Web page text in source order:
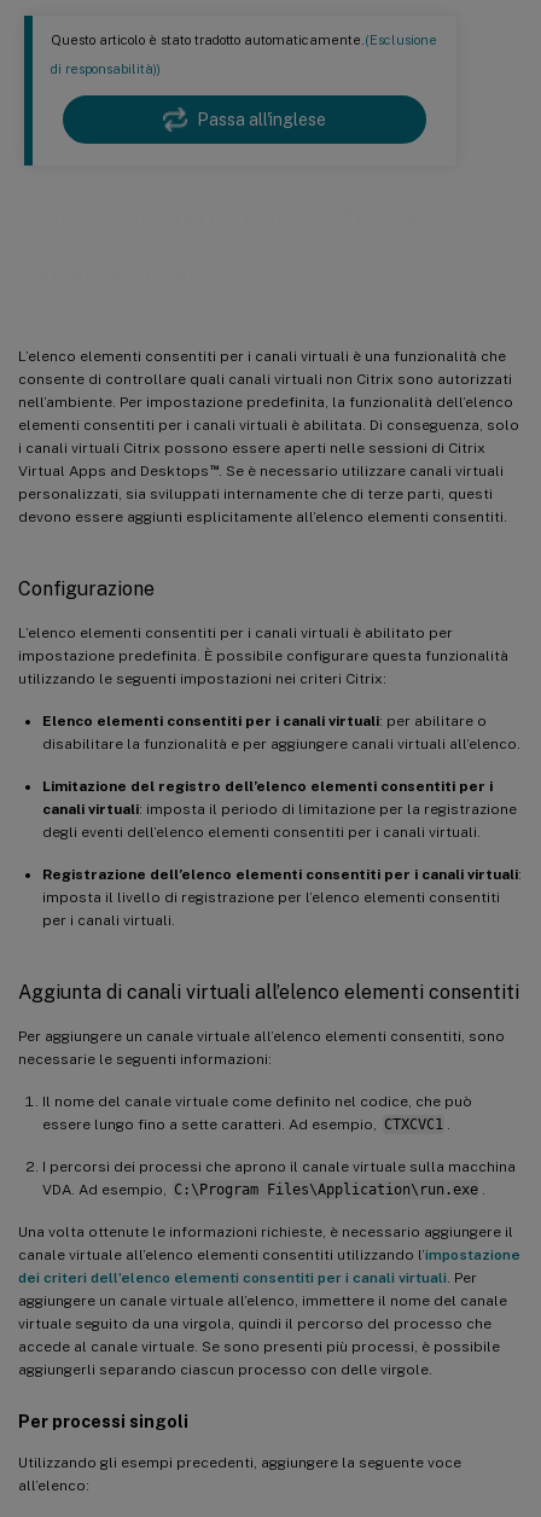
Questo articolo è stato tradotto automaticamente.(Esclusione
di responsabilità))
Passa all'inglese
L’elenco elementi consentiti per i canali virtuali è una funzionalità che
consente di controllare quali canali virtuali non Citrix sono autorizzati
nell’ambiente. Per impostazione predefinita, la funzionalità dell’elenco
elementi consentiti per i canali virtuali è abilitata. Di conseguenza, solo
i canali virtuali Citrix possono essere aperti nelle sessioni di Citrix
Virtual Apps and Desktops ™. Se è necessario utilizzare canali virtuali
personalizzati, sia sviluppati internamente che di terze parti, questi
devono essere aggiunti esplicitamente all’elenco elementi consentiti.
Configurazione
L’elenco elementi consentiti per i canali virtuali è abilitato per
impostazione predefinita. È possibile configurare questa funzionalità
utilizzando le seguenti impostazioni nei criteri Citrix:
Elenco elementi consentiti per i canali virtuali: per abilitare o
disabilitare la funzionalità e per aggiungere canali virtuali all’elenco.
Limitazione del registro dell’elenco elementi consentiti per i
canali virtuali: imposta il periodo di limitazione per la registrazione
degli eventi dell’elenco elementi consentiti per i canali virtuali.
Registrazione dell’elenco elementi consentiti per i canali virtuali:
imposta il livello di registrazione per l’elenco elementi consentiti
per i canali virtuali.
Aggiunta di canali virtuali all’elenco elementi consentiti
Per aggiungere un canale virtuale all’elenco elementi consentiti, sono
necessarie le seguenti informazioni:
Il nome del canale virtuale come definito nel codice, che può
essere lungo fino a sette caratteri. Ad esempio,
CTXCVC1
I percorsi dei processi che aprono il canale virtuale sulla macchina
VDA. Ad esempio,
C:\Program Files\Application\run.exe
Una volta ottenute le informazioni richieste, è necessario aggiungere il
canale virtuale all’elenco elementi consentiti utilizzando l’impostazione
dei criteri dell’elenco elementi consentiti per i canali virtuali . Per
aggiungere un canale virtuale all’elenco, immettere il nome del canale
virtuale seguito da una virgola, quindi il percorso del processo che
accede al canale virtuale. Se sono presenti più processi, è possibile
aggiungerli separando ciascun processo con delle virgole.
Per processi singoli
Utilizzando gli esempi precedenti, aggiungere la seguente voce
all’elenco: